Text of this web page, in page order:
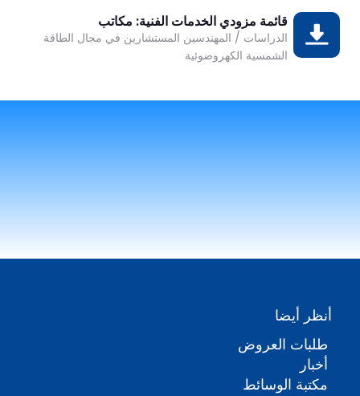
تحميل قائمة مزودي الخدمات الفنية: مكاتب
الدراسات / المهندسين المستشارين في مجال الطاقة
الشمسية الكهروضوئية
أنظر أيضا
طلبات العروض
أخبار
مكتبة الوسائط